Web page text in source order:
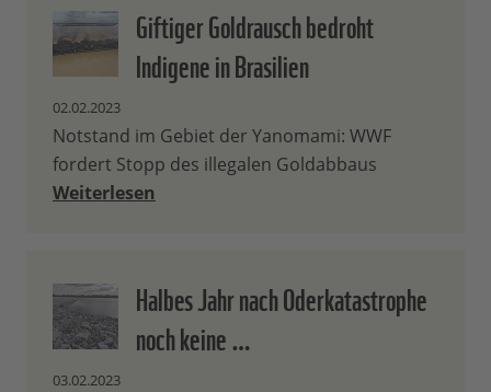
Giftiger Goldrausch bedroht
Indigene in Brasilien
02.02.2023
Notstand im Gebiet der Yanomami: WWF
fordert Stopp des illegalen Goldabbaus
Weiterlesen
Halbes Jahr nach Oderkatastrophe
noch keine …
03.02.2023